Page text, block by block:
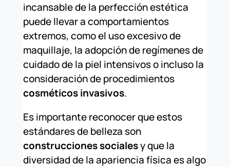
incansable de la perfección estética
puede llevar a comportamientos
extremos, como el uso excesivo de
maquillaje, la adopción de regímenes de
cuidado de la piel intensivos o incluso la
consideración de procedimientos
cosméticos invasivos.
Es importante reconocer que estos
estándares de belleza son
construcciones socialesy que la
diversidad de la apariencia física es algo